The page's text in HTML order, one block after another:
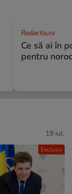
Redactia.ro
Ce să ai în
pentru
Exclusiv
19 iul.